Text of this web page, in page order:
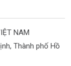
NAM
Thành phố Hồ